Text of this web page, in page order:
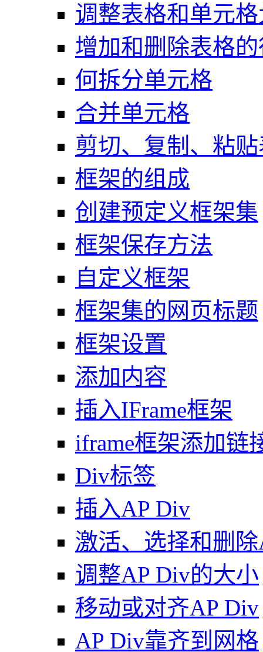
调整表格和单元
增加和删除表格
何拆分单元格
合并单元格
剪切、复制、粘
框架的组成
创建预定义框架集
框架保存方法
自定义框架
框架集的网页标题
框架设置
添加内容
插入IFrame框架
iframe框架添加链
Div标签
插入AP Div
激活、选择和删
调整AP Div的大小
移动或对齐AP Div
AP Div靠齐到网格